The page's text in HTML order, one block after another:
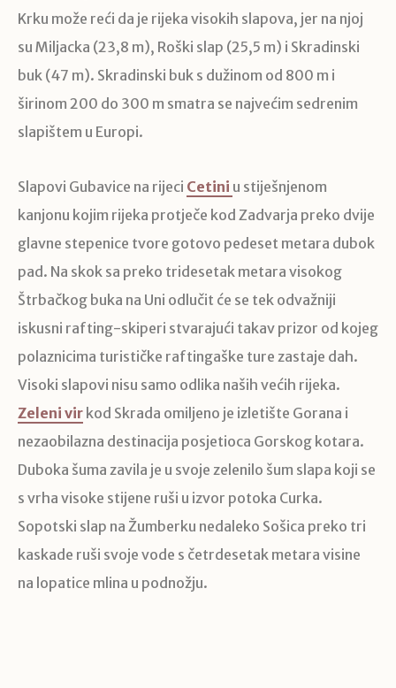
Krku može reći da je rijeka visokih slapova, jer na njoj
su Miljacka (23,8 m), Roški slap (25,5 m) i Skradinski
buk (47 m). Skradinski buk s dužinom od 800 m i
širinom 200 do 300 m smatra se najvećim sedrenim
slapištem u Europi.
Slapovi Gubavice na rijeci Cetini u stiješnjenom
kanjonu kojim rijeka protječe kod Zadvarja preko dvije
glavne stepenice tvore gotovo pedeset metara dubok
pad. Na skok sa preko tridesetak metara visokog
Štrbačkog buka na Uni odlučit će se tek odvažniji
iskusni rafting-skiperi stvarajući takav prizor od kojeg
polaznicima turističke raftingaške ture zastaje dah.
Visoki slapovi nisu samo odlika naših većih rijeka.
Zeleni vir kod Skrada omiljeno je izletište Gorana i
nezaobilazna destinacija posjetioca Gorskog kotara.
Duboka šuma zavila je u svoje zelenilo šum slapa koji se
s vrha visoke stijene ruši u izvor potoka Curka.
Sopotski slap na Žumberku nedaleko Sošica preko tri
kaskade ruši svoje vode s četrdesetak metara visine
na lopatice mlina u podnožju.